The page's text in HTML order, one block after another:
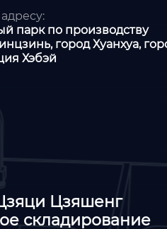
парк по производству
город Хуанхуа,
Хэбэй
Цзяшенг
складирование